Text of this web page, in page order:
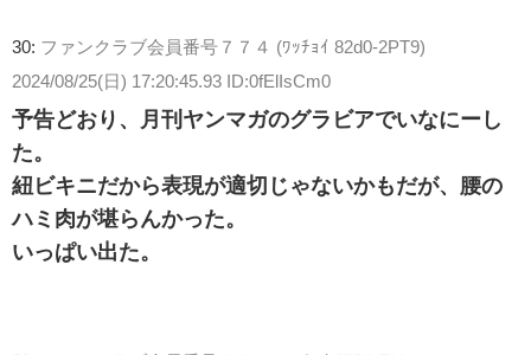
30: ファンクラブ会員番号７７４ (ﾜｯﾁｮｲ 82d0-2PT9)
2024/08/25(日) 17:20:45.93 ID:0fElIsCm0
予告どおり、月刊ヤンマガのグラビアでいなにーし
た。
紐ビキニだから表現が適切じゃないかもだが、腰の
ハミ肉が堪らんかった。
いっぱい出た。